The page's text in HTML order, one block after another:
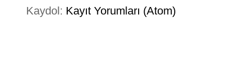
Kaydol: Kayıt Yorumları (Atom)